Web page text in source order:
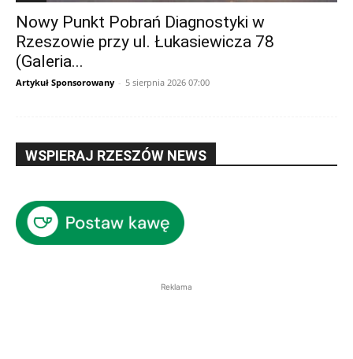
Nowy Punkt Pobrań Diagnostyki w
Rzeszowie przy ul. Łukasiewicza 78
(Galeria...
Artykuł Sponsorowany - 5 sierpnia 2026 07:00
WSPIERAJ RZESZÓW NEWS
Reklama